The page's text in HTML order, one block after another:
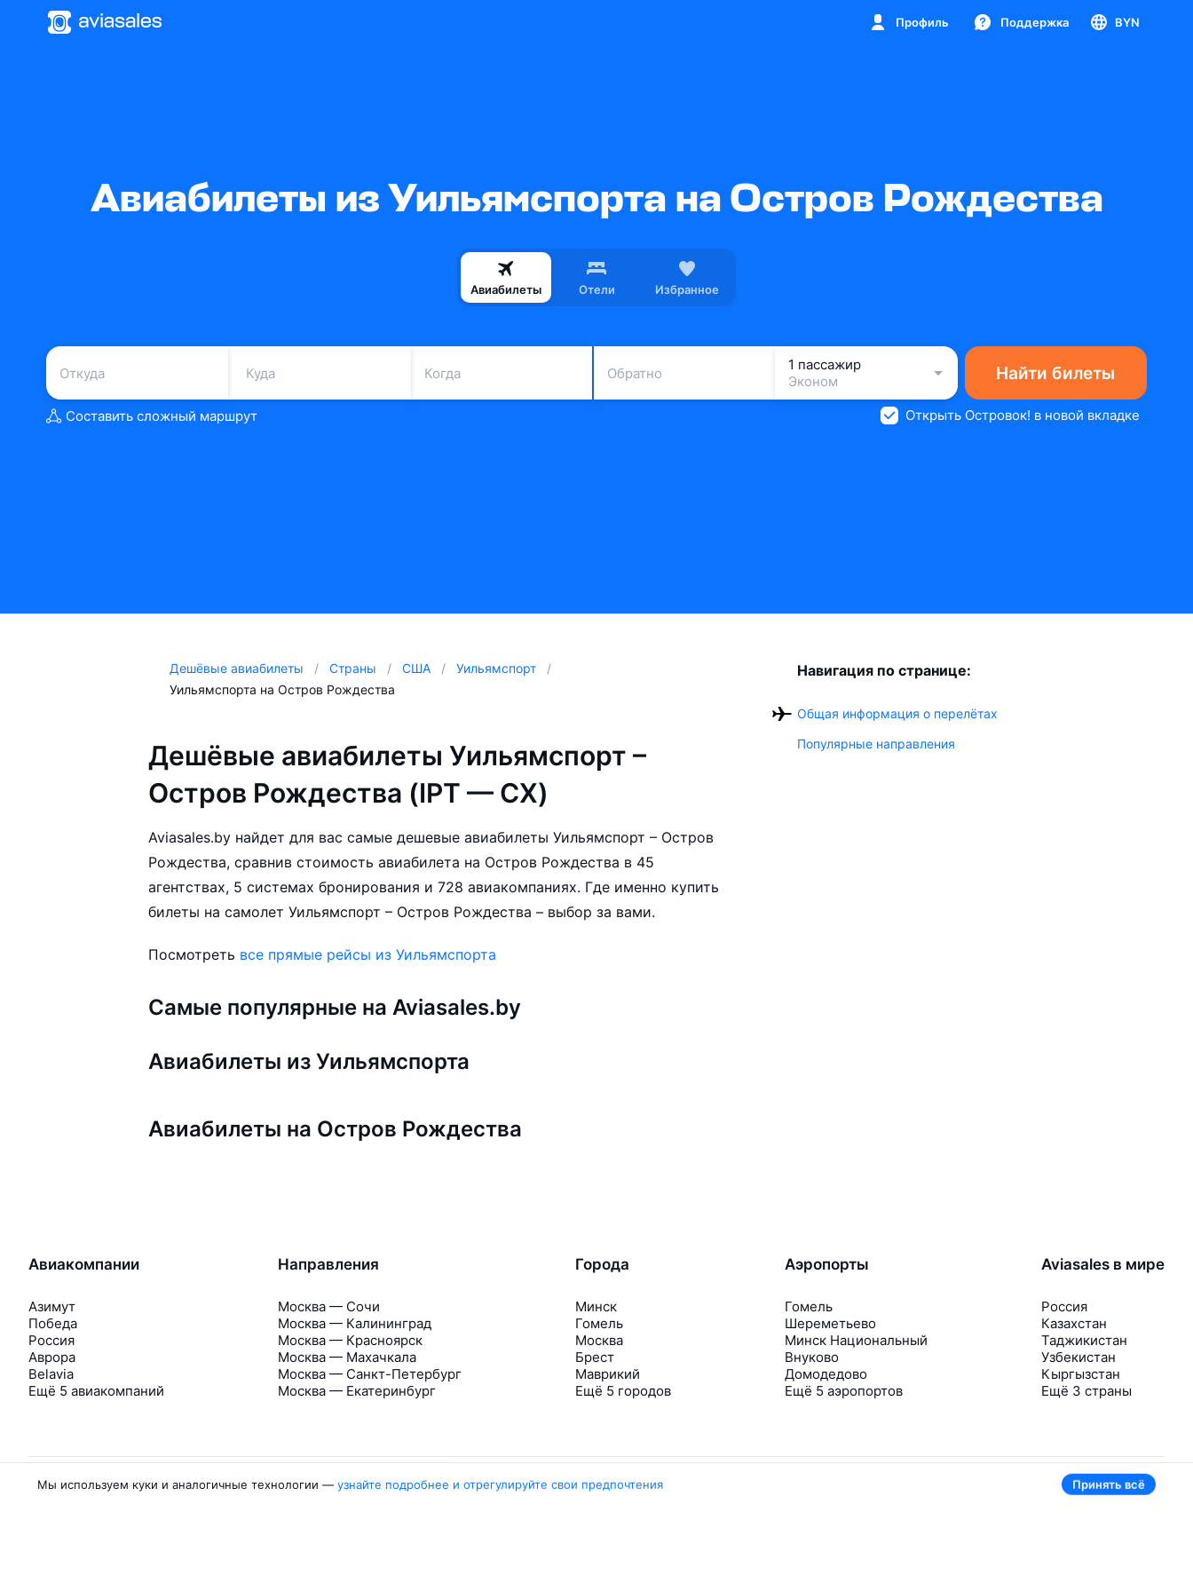
Профиль Поддержка BYN
Авиабилеты из Уильямспорта на Остров Рождества
Авиабилеты Отели Избранное
Когда Обратно
1 пассажир
Эконом
Найти билеты
Составить сложный маршрут Открыть Островок! в новой вкладке
Дешёвые авиабилеты Страны США
Уильямспорт
Уильямспорта на Остров Рождества
Дешёвые авиабилеты Уильямспорт –
Остров Рождества (IPT — CX)
Aviasales.by найдет для вас самые дешевые авиабилеты Уильямспорт – Остров
Рождества, сравнив стоимость авиабилета на Остров Рождества в 45
агентствах, 5 системах бронирования и 728 авиакомпаниях. Где именно купить
билеты на самолет Уильямспорт – Остров Рождества – выбор за вами.
Посмотреть все прямые рейсы из Уильямспорта
Самые популярные на Aviasales.by
Авиабилеты из Уильямспорта
Авиабилеты на Остров Рождества
Навигация по странице:
Общая информация о перелётах
Популярные направления
Авиакомпании
Азимут
Победа
Россия
Аврора
Belavia
Ещё 5 авиакомпаний
Направления
Москва — Сочи
Москва — Калининград
Москва — Красноярск
Москва — Махачкала
Москва — Санкт-Петербург
Москва — Екатеринбург
Города
Минск
Гомель
Москва
Брест
Маврикий
Ещё 5 городов
Аэропорты
Гомель
Шереметьево
Минск Национальный
Внуково
Домодедово
Ещё 5 аэропортов
Aviasales в мире
Россия
Казахстан
Таджикистан
Узбекистан
Кыргызстан
Ещё 3 страны
Мы используем куки и аналогичные технологии — узнайте подробнее и отрегулируйте свои предпочтения Принять всё